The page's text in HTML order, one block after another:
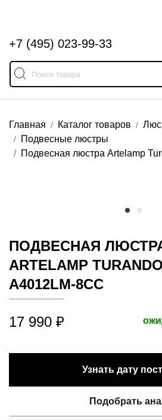
+7 (495) 023-99-33
Главная Каталог товаров
Подвесные люстры
Подвесная люстра Artelamp
ПОДВЕСНАЯ
ARTELAMP
A4012LM-8CC
17 990 ₽
Узнать дату
Подобрать